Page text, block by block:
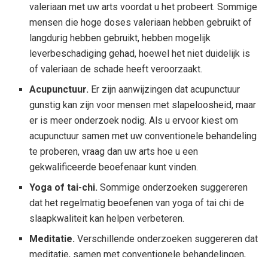
valeriaan met uw arts voordat u het probeert. Sommige
mensen die hoge doses valeriaan hebben gebruikt of
langdurig hebben gebruikt, hebben mogelijk
leverbeschadiging gehad, hoewel het niet duidelijk is
of valeriaan de schade heeft veroorzaakt.
Acupunctuur. Er zijn aanwijzingen dat acupunctuur
gunstig kan zijn voor mensen met slapeloosheid, maar
er is meer onderzoek nodig. Als u ervoor kiest om
acupunctuur samen met uw conventionele behandeling
te proberen, vraag dan uw arts hoe u een
gekwalificeerde beoefenaar kunt vinden.
Yoga of tai-chi. Sommige onderzoeken suggereren
dat het regelmatig beoefenen van yoga of tai chi de
slaapkwaliteit kan helpen verbeteren.
Meditatie. Verschillende onderzoeken suggereren dat
meditatie, samen met conventionele behandelingen,